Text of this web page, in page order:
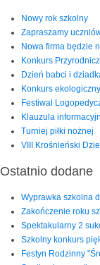
Nowy rok szkolny
Zapraszamy
Nowa firma będzie
Konkurs
Dzień babci i
Konkurs ekologiczny
Festiwal
Klauzula
Turniej piłki nożnej
VIII Krośnieński
Ostatnio dodane
Wyprawka szkolna
Zakończenie roku
Spektakularny 2
Szkolny konkurs
Festyn Rodzinny